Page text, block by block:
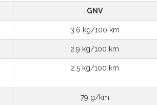
GNV
3.6 kg/100 km
2.9 kg/100 km
2.5 kg/100 km
79 g/km